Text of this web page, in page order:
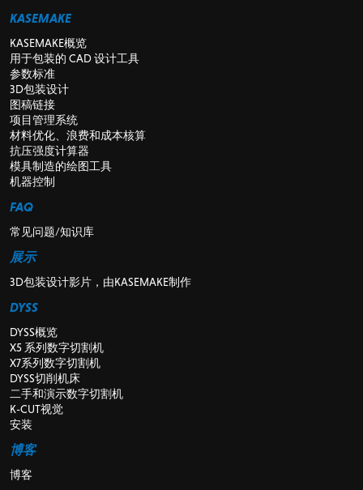
KASEMAKE
KASEMAKE概览
用于包装的 CAD 设计工具
参数标准
3D包装设计
图稿链接
项目管理系统
材料优化、浪费和成本核算
抗压强度计算器
模具制造的绘图工具
机器控制
FAQ
常见问题/知识库
展示
3D包装设计影片，由KASEMAKE制作
DYSS
DYSS概览
X5 系列数字切割机
X7系列数字切割机
DYSS切削机床
二手和演示数字切割机
K-CUT视觉
安装
博客
博客